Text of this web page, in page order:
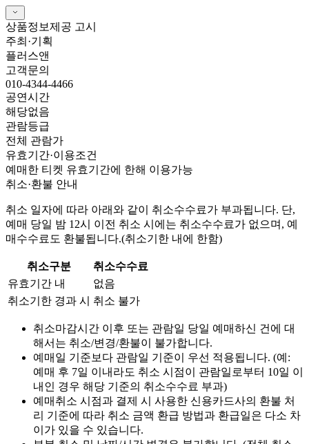
상품정보제공 고시
주최·기획
플러스앤
고객문의
010-4344-4466
공연시간
해당없음
관람등급
전체 관람가
유효기간·이용조건
예매한 티켓 유효기간에 한해 이용가능
취소·환불 안내
취소 일자에 따라 아래와 같이 취소수수료가 부과됩니다. 단,
예매 당일 밤 12시 이전 취소 시에는 취소수수료가 없으며, 예
매수수료도 환불됩니다.(취소기한 내에 한함)
취소구분
취소수수료
유효기간 내
없음
취소기한 경과 시
취소 불가
취소마감시간 이후 또는 관람일 당일 예매하신 건에 대
해서는 취소/변경/환불이 불가합니다.
예매일 기준보다 관람일 기준이 우선 적용됩니다. (예:
예매 후 7일 이내라도 취소 시점이 관람일로부터 10일 이
내인 경우 해당 기준의 취소수수료 부과)
예매취소 시점과 결제 시 사용한 신용카드사의 환불 처
리 기준에 따라 취소 금액 환급 방법과 환급일은 다소 차
이가 있을 수 있습니다.